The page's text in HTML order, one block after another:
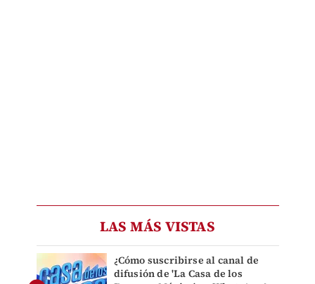
LAS MÁS VISTAS
¿Cómo suscribirse al canal de
difusión de 'La Casa de los